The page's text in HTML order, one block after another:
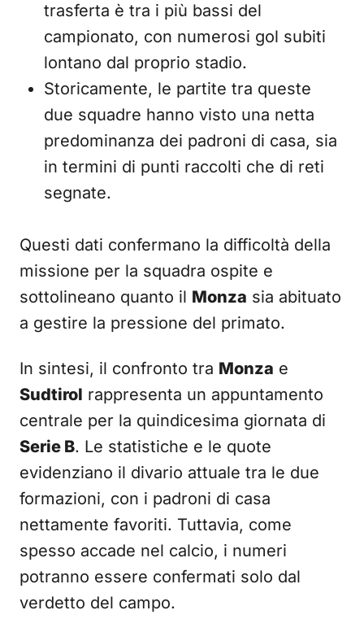
trasferta è tra i più bassi del
campionato, con numerosi gol subiti
lontano dal proprio stadio.
Storicamente, le partite tra queste
due squadre hanno visto una netta
predominanza dei padroni di casa, sia
in termini di punti raccolti che di reti
segnate.
Questi dati confermano la difficoltà della
missione per la squadra ospite e
sottolineano quanto il Monza sia abituato
a gestire la pressione del primato.
In sintesi, il confronto tra Monza e
Sudtirol rappresenta un appuntamento
centrale per la quindicesima giornata di
Serie B. Le statistiche e le quote
evidenziano il divario attuale tra le due
formazioni, con i padroni di casa
nettamente favoriti. Tuttavia, come
spesso accade nel calcio, i numeri
potranno essere confermati solo dal
verdetto del campo.